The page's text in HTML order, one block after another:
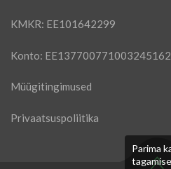
KMKR: EE101642299
Konto: EE137700771003245162
Müügitingimused
Privaatsuspoliitika
Parima